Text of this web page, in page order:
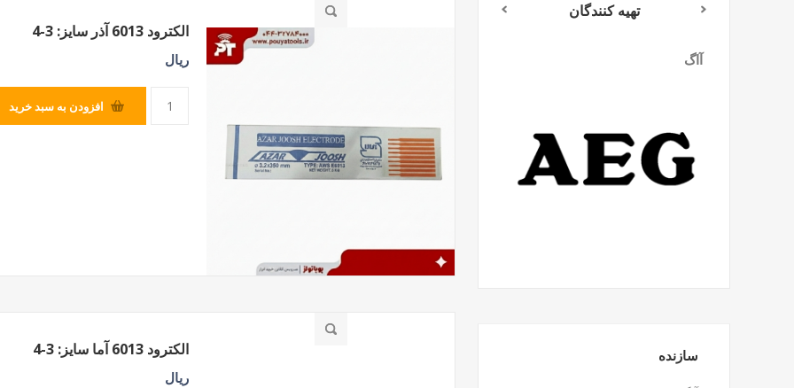
الکترود 6013 آذر سایز: 3-4
ریال
افزودن به سبد خرید
الکترود 6013 آما سایز: 3-4
ریال
تهیه کنندگان
آاگ SILVER
سازنده